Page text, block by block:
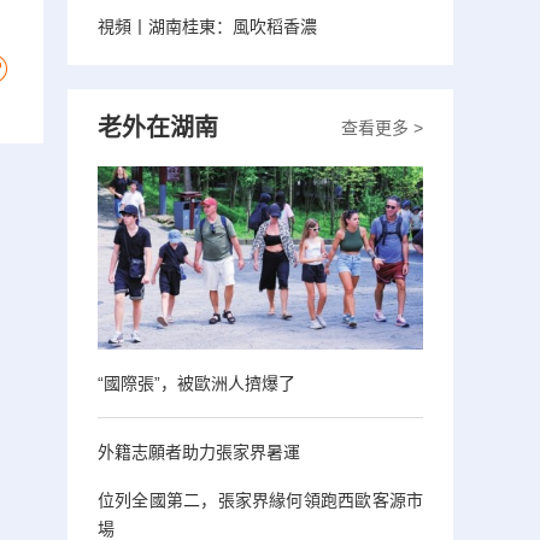
視頻丨湖南桂東：風吹稻香濃
查看更多 >
老外在湖南
“國際張”，被歐洲人擠爆了
外籍志願者助力張家界暑運
位列全國第二，張家界緣何領跑西歐客源市
場